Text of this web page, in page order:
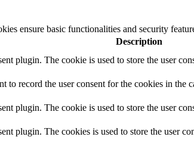
ensure basic functionalities and security
Description
plugin. The cookie is used to store the user
to record the user consent for the cookies in the
plugin. The cookie is used to store the user
plugin. The cookies is used to store the user